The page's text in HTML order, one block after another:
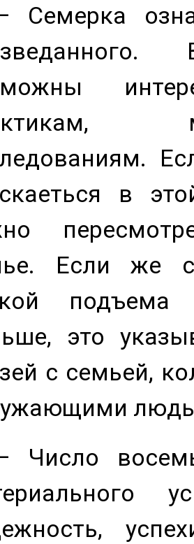
Семерка
в
Если же
это
с семьей,
Число